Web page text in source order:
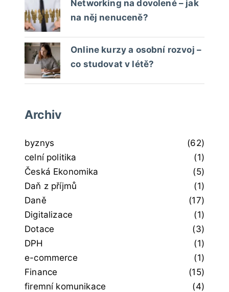
Networking na dovolené – jak
na něj nenuceně?
Online kurzy a osobní rozvoj –
co studovat v létě?
Archiv
byznys
(62)
celní politika
(1)
Česká Ekonomika
(5)
Daň z příjmů
(1)
Daně
(17)
Digitalizace
(1)
Dotace
(3)
DPH
(1)
e-commerce
(1)
Finance
(15)
firemní komunikace
(4)